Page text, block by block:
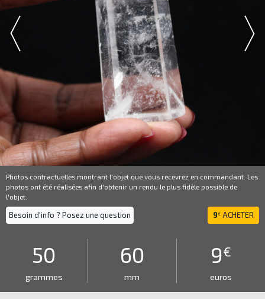
Photos contractuelles montrant l'objet que vous recevrez en commandant. Les
photos ont été réalisées afin d'obtenir un rendu le plus fidèle possible de
l'objet.
Besoin d'info ? Posez une question 9€ ACHETER
50
grammes
60
mm
9€
euros